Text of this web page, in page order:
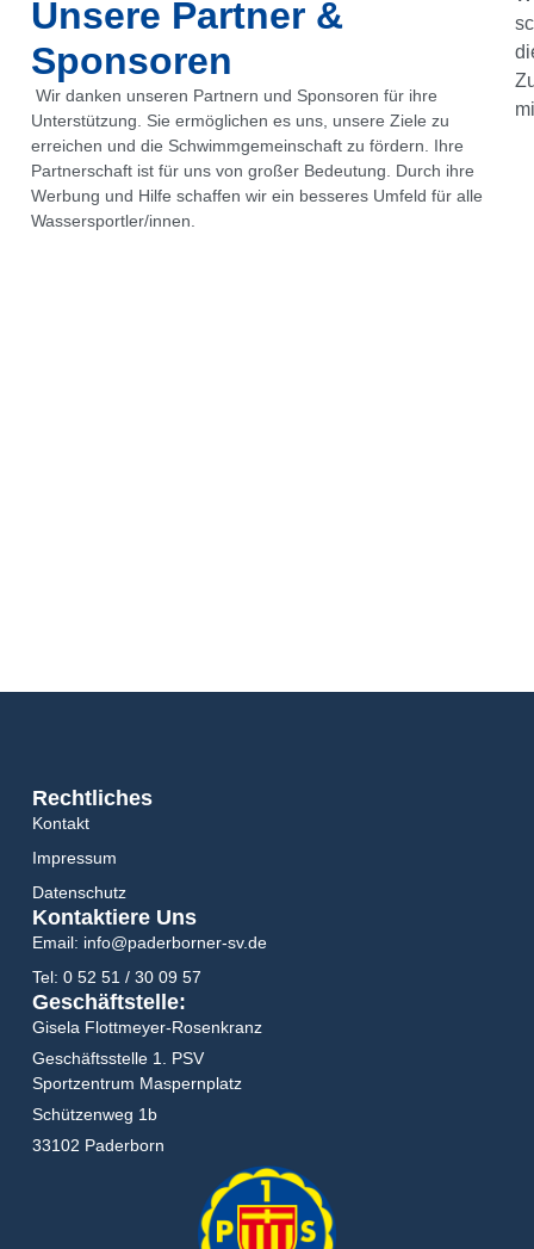
Unsere Partner &
Sponsoren
Wir danken unseren Partnern und Sponsoren für ihre
Unterstützung. Sie ermöglichen es uns, unsere Ziele zu
erreichen und die Schwimmgemeinschaft zu fördern. Ihre
Partnerschaft ist für uns von großer Bedeutung. Durch ihre
Werbung und Hilfe schaffen wir ein besseres Umfeld für alle
Wassersportler/innen.
Rechtliches
Kontakt
Impressum
Datenschutz
Kontaktiere Uns
Email: info@paderborner-sv.de
Tel: 0 52 51 / 30 09 57
Geschäftstelle:
Gisela Flottmeyer-Rosenkranz
Geschäftsstelle 1. PSV
Sportzentrum Maspernplatz
Schützenweg 1b
33102 Paderborn